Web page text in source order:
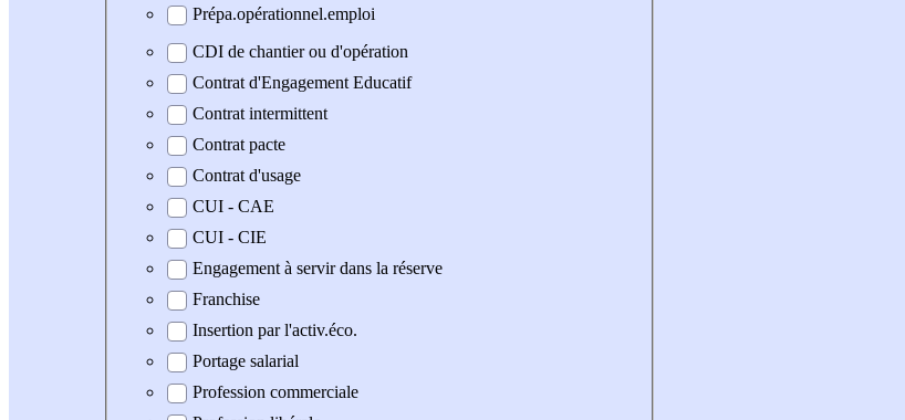
Prépa.opérationnel.emploi
CDI de chantier ou d'opération
Contrat d'Engagement Educatif
Contrat intermittent
Contrat pacte
Contrat d'usage
CUI - CAE
CUI - CIE
Engagement à servir dans la réserve
Franchise
Insertion par l'activ.éco.
Portage salarial
Profession commerciale